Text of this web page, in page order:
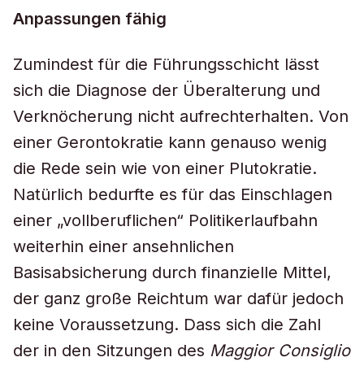
Anpassungen fähig
Zumindest für die Führungsschicht lässt
sich die Diagnose der Überalterung und
Verknöcherung nicht aufrechterhalten. Von
einer Gerontokratie kann genauso wenig
die Rede sein wie von einer Plutokratie.
Natürlich bedurfte es für das Einschlagen
einer „vollberuflichen“ Politikerlaufbahn
weiterhin einer ansehnlichen
Basisabsicherung durch finanzielle Mittel,
der ganz große Reichtum war dafür jedoch
keine Voraussetzung. Dass sich die Zahl
der in den Sitzungen des Maggior Consiglio